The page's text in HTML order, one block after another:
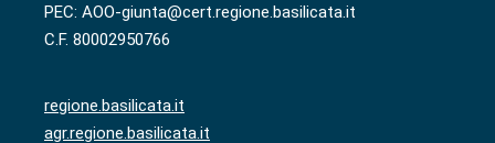
PEC: AOO-giunta@cert.regione.basilicata.it
C.F. 80002950766
regione.basilicata.it
agr.regione.basilicata.it